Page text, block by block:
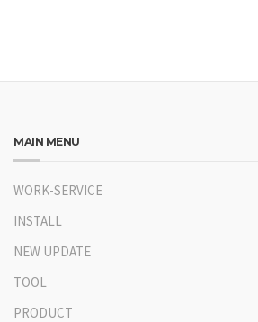
MAIN MENU
WORK-SERVICE
INSTALL
NEW UPDATE
TOOL
PRODUCT